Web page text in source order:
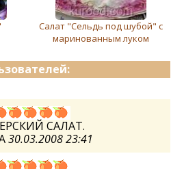
Салат "Сельдь под шубой" с
маринованным луком
САЛАТ.
30.03.2008 23:41